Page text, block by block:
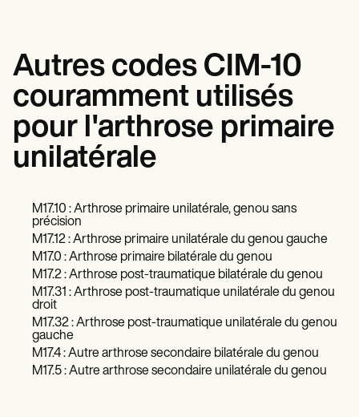
Autres codes CIM-10
couramment utilisés
pour l'arthrose primaire
unilatérale
M17.10 : Arthrose primaire unilatérale, genou sans
précision
M17.12 : Arthrose primaire unilatérale du genou gauche
M17.0 : Arthrose primaire bilatérale du genou
M17.2 : Arthrose post-traumatique bilatérale du genou
M17.31 : Arthrose post-traumatique unilatérale du genou
droit
M17.32 : Arthrose post-traumatique unilatérale du genou
gauche
M17.4 : Autre arthrose secondaire bilatérale du genou
M17.5 : Autre arthrose secondaire unilatérale du genou